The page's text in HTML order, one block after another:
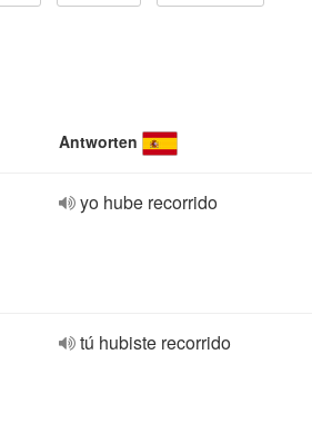
Antworten
yo hube recorrido
tú hubiste recorrido